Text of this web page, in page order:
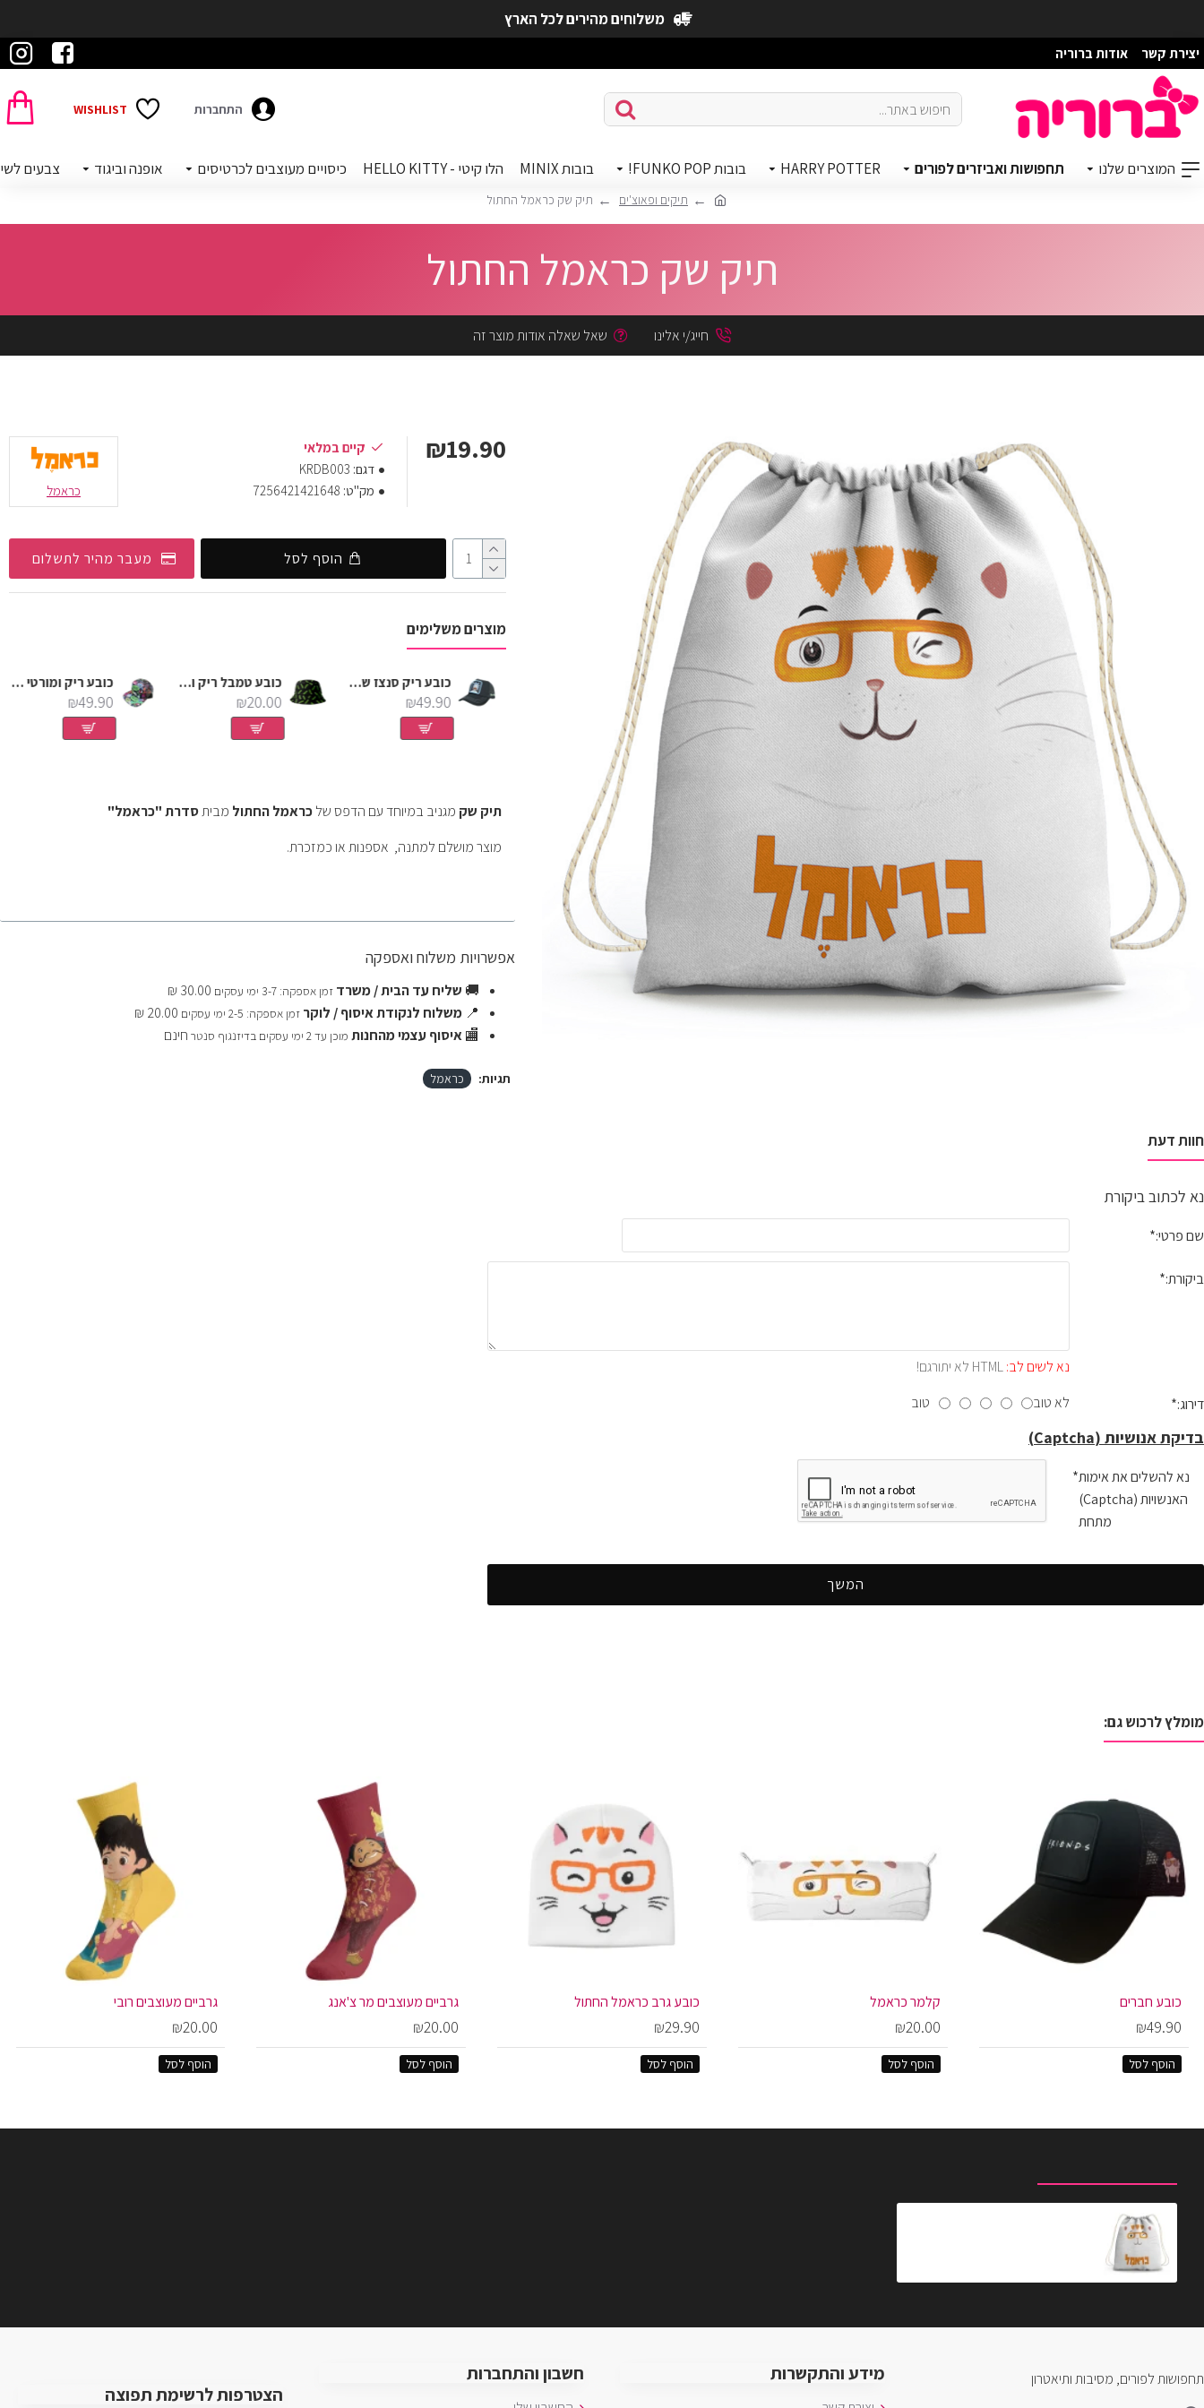
משלוחים מהירים לכל הארץ
יצירת קשר אודות ברוריה
התחברות WISHLIST
המוצרים שלנו תחפושות ואביזרים לפורים HARRY POTTER בובות FUNKO POP! בובות MINIX הלו קיטי - HELLO KITTY כיסויים מעוצבים לכרטיסים אופנה וביגוד צבעים
תיקים ופאוצ'ים תיק שק כראמל החתול
תיק שק כראמל החתול
חייג/י אלינו שאל שאלה אודות מוצר זה
₪19.90
קיים במלאי
דגם: KRDB003
מק"ט: 7256421421648 כראמל
הוסף לסל מעבר מהיר לתשלום
מוצרים משלימים
₪49.90
כובע טמבל ריק ומורטי כובע ריק ומורטי ציטוטים
₪49.90
כובע ריק סנצז שחור
₪49.90
כובע טמבל ריק ומורטי
₪20.00
כובע ריק ומורטי ציטוטים
₪49.90
אפשרויות משלוח ואספקה
🚚 שליח עד הבית / משרד זמן אספקה: 3-7 ימי עסקים
30.00 ₪
📍 משלוח לנקודת איסוף / לוקר זמן אספקה: 2-5 ימי עסקים
20.00 ₪
🏬איסוף עצמי מהחנות מוכן עד 2 ימי עסקים בדיזנגוף סנטר חינם
תיק שק מגניב במיוחד עם הדפס שלכראמל החתול מביתסדרת "כראמל"
מוצר מושלם למתנה, אספנות או כמזכרת.
תגיות: כראמל
חוות דעת
נא לכתוב ביקורת
שם פרטי:
ביקורת:
נא לשים לב:
דירוג:
לא טוב טוב
בדיקת אנושיות (Captcha)
נא להשלים את אימות
האנשויות (Captcha)
מתחת
המשך
מומלץ לרכוש גם:
כובע חברים
₪49.90
הוסף לסל
קלמר כראמל
₪20.00
הוסף לסל
כובע גרב כראמל החתול
₪29.90
הוסף לסל
גרביים מעוצבים מר צ'אנג
₪20.00
הוסף לסל
גרביים מעוצבים רובי
₪20.00
הוסף לסל
תחפושות לפורים, מסיבות ותיאטרון
מידע והתקשרות חשבון והתחברות
הצטרפות לרשימת תפוצה